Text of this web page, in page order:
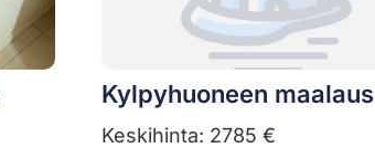
Kylpyhuoneen maalaus
Keskihinta: 2785 €